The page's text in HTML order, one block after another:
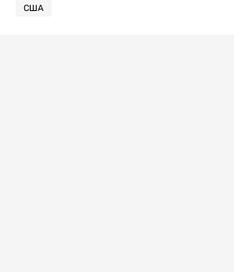
США